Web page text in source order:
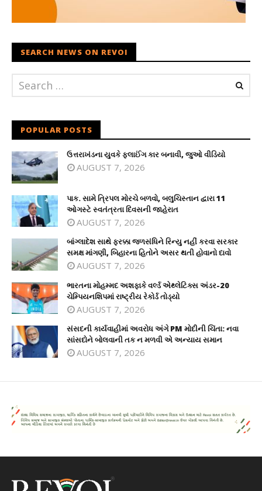
SEARCH NEWS ON REVOI
POPULAR POSTS
ઉત્તરાખંડના યુવકે ફ્લાઈંગ કાર બનાવી, જુઓ વીડિયો
AUGUST 7, 2026
પાક. સામે ત્રિપલ મોરચે બળવો, બલુચિસ્તાન દ્વારા 11
ઓગસ્ટે સ્વતંત્રતા દિવસની જાહેરાત
AUGUST 7, 2026
બાંગ્લાદેશ સાથે ફરક્કા જળસંધિને રિન્યુ નહીં કરવા સરકાર
સમક્ષ માંગણી, બિહારના હિતોને અસર થતી હોવાનો દાવો
AUGUST 7, 2026
ભારતના મોહમ્મદ અશફાકે વર્લ્ડ એથ્લેટિક્સ અંડર-20
ચેમ્પિયનશિપમાં રાષ્ટ્રીય રેકોર્ડ તોડ્યો
AUGUST 7, 2026
સંસદની કાર્યવાહીમાં અવરોધ અંગે PM મોદીની ચિંતા: નવા
સાંસદોને બોલવાની તક ન મળવી એ અન્યાય સમાન
AUGUST 7, 2026